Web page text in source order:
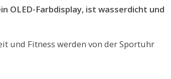
OLED-Farbdisplay, ist wasserdicht und
und Fitness werden von der Sportuhr